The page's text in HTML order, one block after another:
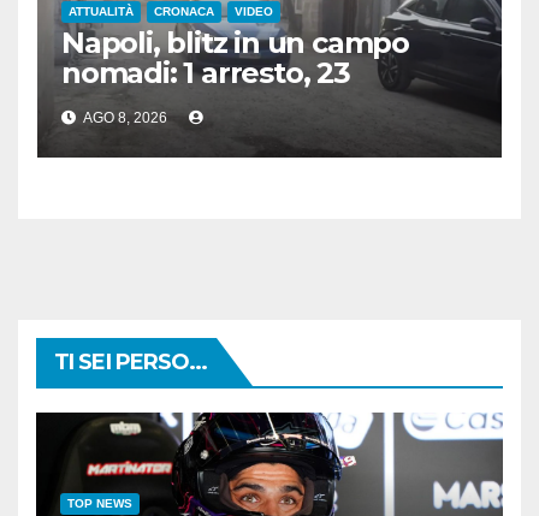
ATTUALITÀ CRONACA VIDEO
Napoli, blitz in un campo
nomadi: 1 arresto, 23
denunce e sequestro di armi
e rame
AGO 8, 2026
TI SEI PERSO...
TOP NEWS